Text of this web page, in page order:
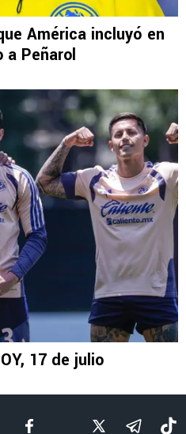
América incluyó en
a Peñarol
17 de julio